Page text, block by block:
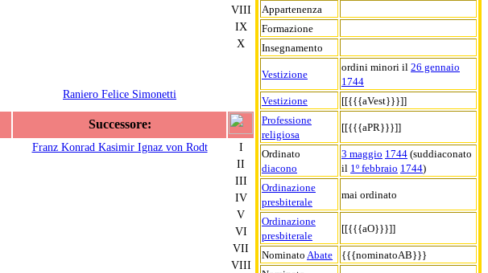
Appartenenza
Formazione
Insegnamento
Vestizione
ordini minori il 26 gennaio
1744
Vestizione
[[{{{aVest}}}]]
Professione
religiosa
[[{{{aPR}}}]]
Ordinato
diacono
3 maggio 1744 (suddiaconato
il 1º febbraio 1744)
Ordinazione
presbiterale
mai ordinato
Ordinazione
presbiterale
[[{{{aO}}}]]
Nominato Abate
{{{nominatoAB}}}
VIII
IX
X
Raniero Felice Simonetti
Successore:
Franz Konrad Kasimir Ignaz von Rodt
I
II
III
IV
V
VI
VII
VIII